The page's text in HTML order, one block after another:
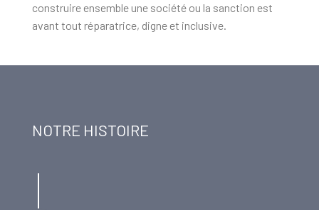
construire ensemble une société ou la sanction est
avant tout réparatrice, digne et inclusive.
NOTRE HISTOIRE